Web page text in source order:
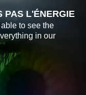
PAS L'ÉNERGIE
to see the
in our
us all this?